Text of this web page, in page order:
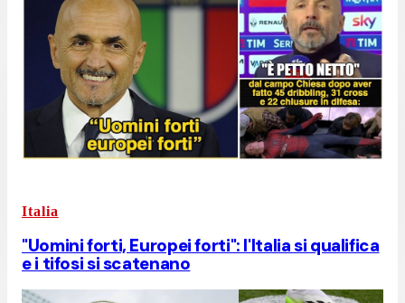
Italia
"Uomini forti, Europei forti": l'Italia si qualifica
e i tifosi si scatenano